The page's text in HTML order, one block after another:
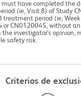
must have completed the
(ie, Visit 8) of Study
treatment period (ie,
or CN0120045, without an
the investigator's opinion,
safety risk.
Criterios de